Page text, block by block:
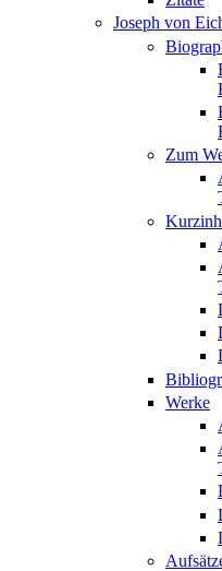
Joseph von
Zum
Werke